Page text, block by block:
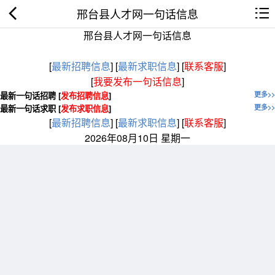
邢台县人才网一句话信息
邢台县人才网一句话信息
[最新招聘信息] [最新求职信息] [联系客服]
[我要发布一句话信息]
更多>>
最新一句话招聘 [发布招聘信息]
更多>>
最新一句话求职 [发布求职信息]
[最新招聘信息] [最新求职信息] [联系客服]
2026年08月10日 星期一